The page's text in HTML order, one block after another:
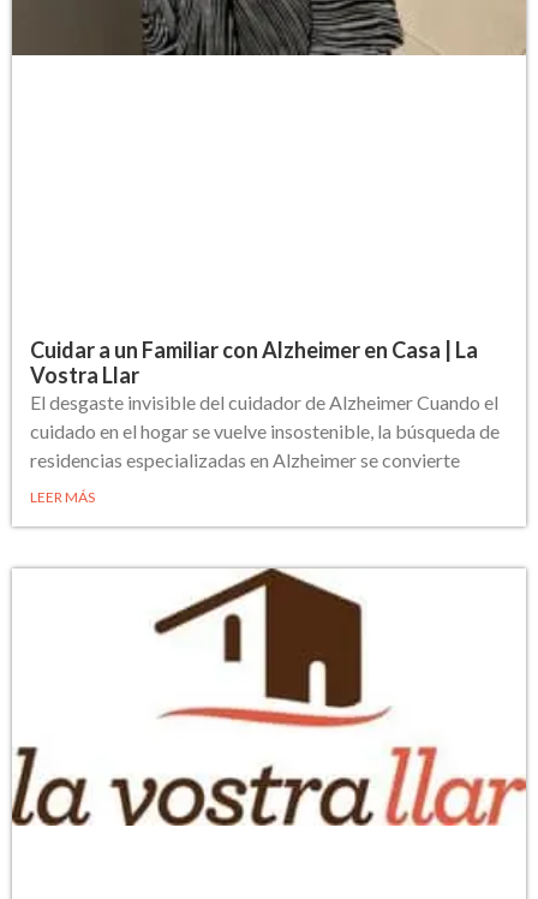
Cuidar a un Familiar con Alzheimer en Casa | La
Vostra Llar
El desgaste invisible del cuidador de Alzheimer Cuando el
cuidado en el hogar se vuelve insostenible, la búsqueda de
residencias especializadas en Alzheimer se convierte
LEER MÁS